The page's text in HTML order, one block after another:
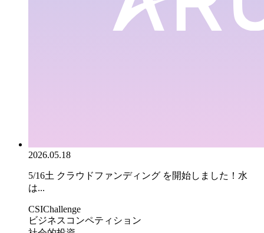
2026.05.18
5/16土 クラウドファンディング を開始しました！水
は...
CSIChallenge
ビジネスコンペティション